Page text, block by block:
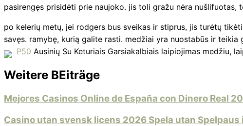
pasirengęs prisidėti prie naujoko. jis toli gražu nėra
po kelerių metų, jei rodgers bus sveikas ir stiprus, jis turėtų
savęs. ramybę, kurią galite rasti. medžiai yra nuostabūs ir
P50 Ausinių Su Keturiais Garsiakalbiais laipiojimas medžiu,
Weitere BEiträge
Mejores Casinos Online de España con Dinero Real
Casino utan svensk licens 2026 Spela utan Spelpaus